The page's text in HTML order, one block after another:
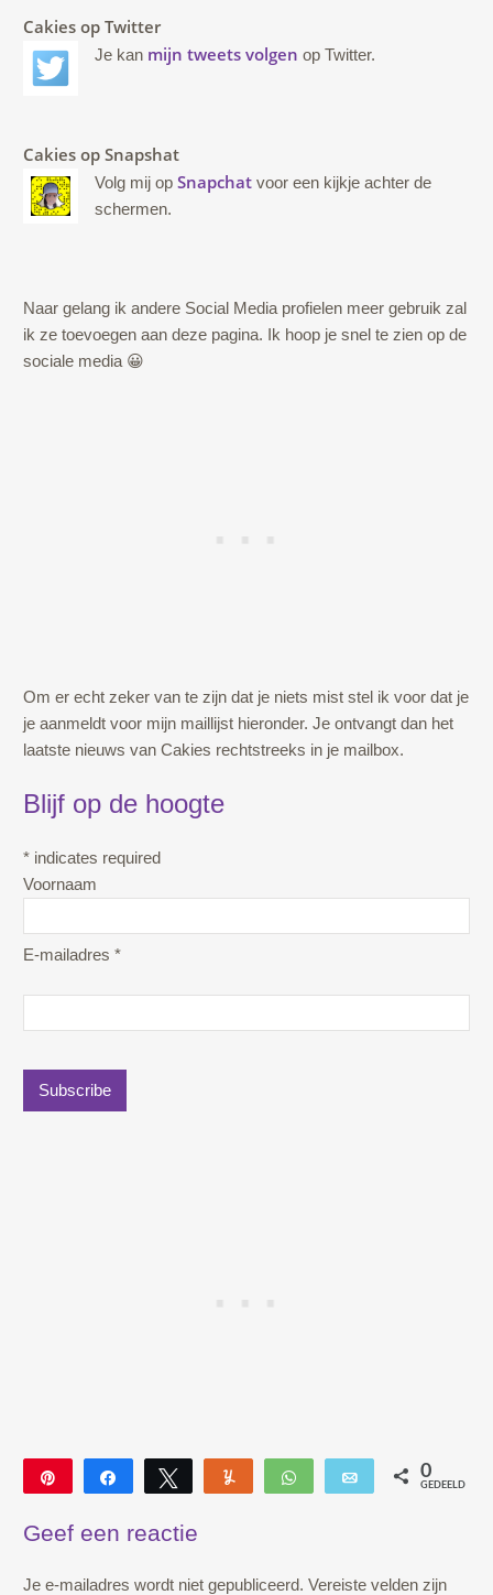
Cakies op Twitter
Je kan mijn tweets volgen op Twitter.
Cakies op Snapshat
Volg mij op Snapchat voor een kijkje achter de
schermen.
Naar gelang ik andere Social Media profielen meer gebruik zal
ik ze toevoegen aan deze pagina. Ik hoop je snel te zien op de
sociale media 😀
Om er echt zeker van te zijn dat je niets mist stel ik voor dat je
je aanmeldt voor mijn maillijst hieronder. Je ontvangt dan het
laatste nieuws van Cakies rechtstreeks in je mailbox.
Blijf op de hoogte
* indicates required
Voornaam
E-mailadres *
Deel Tweet Yum WhatsApp E-mail 0
GEDEELD
Geef een reactie
Je e-mailadres wordt niet gepubliceerd. Vereiste velden zijn